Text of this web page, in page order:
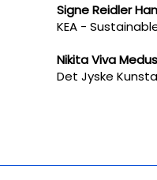
Signe Reidler
KEA​ -
Nikita Viva
Det Jyske